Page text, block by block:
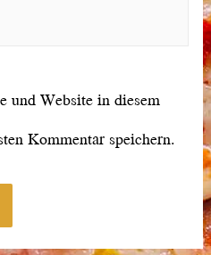
und Website in diesem
Kommentar speichern.